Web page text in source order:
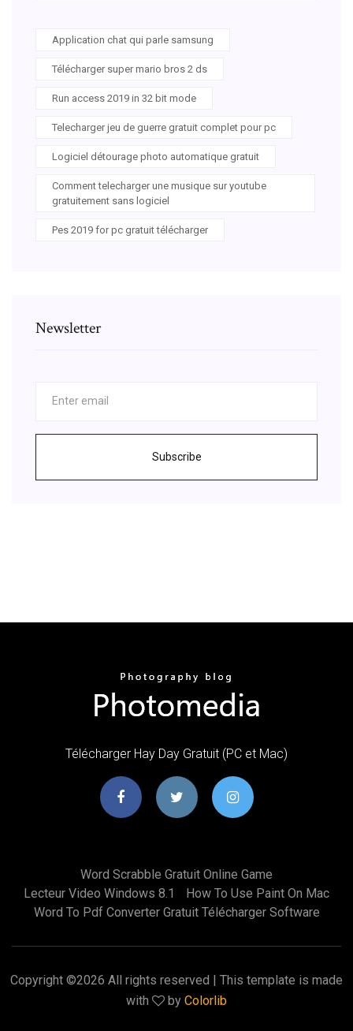
Application chat qui parle samsung
Télécharger super mario bros 2 ds
Run access 2019 in 32 bit mode
Telecharger jeu de guerre gratuit complet pour pc
Logiciel détourage photo automatique gratuit
Comment telecharger une musique sur youtube
gratuitement sans logiciel
Pes 2019 for pc gratuit télécharger
Newsletter
Subscribe
Télécharger Hay Day Gratuit (PC et Mac)
Word Scrabble Gratuit Online Game
Lecteur Video Windows 8.1
How To Use Paint On Mac
Word To Pdf Converter Gratuit Télécharger Software
Copyright ©2026 All rights reserved | This template is made
with
by Colorlib